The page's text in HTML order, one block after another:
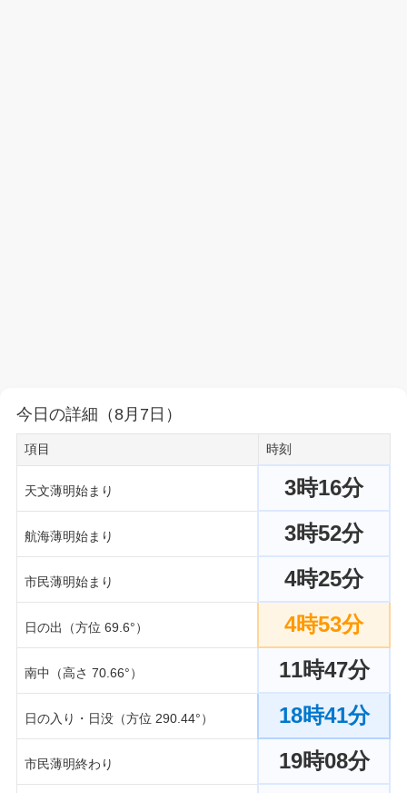
今日の詳細（8月7日）
項目 時刻
天文薄明始まり 3時16分
航海薄明始まり 3時52分
市民薄明始まり 4時25分
日の出（方位 69.6°） 4時53分
南中（高さ 70.66°） 11時47分
日の入り・日没（方位 290.44°） 18時41分
市民薄明終わり 19時08分